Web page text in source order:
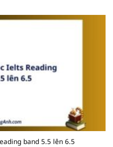
band 5.5 lên 6.5